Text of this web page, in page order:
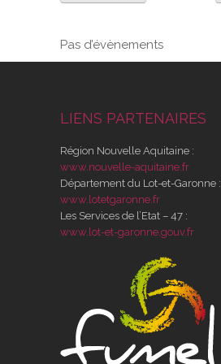
VOS DEMARCHES
SOCIAL
SPORTS ET LOISIRS
CULTURE ET PATRIMOINE
RENDEZ-VOUS EN LIGNE
Pas d’évènements
LIENS PARTENAIRES
Région Nouvelle Aquitaine :
www.nouvelle-aquitaine.fr
Département du Lot-et-Garonne :
www.lotetgaronne.fr
Les Services de l’Etat – 47 :
www.lot-et-garonne.gouv.fr